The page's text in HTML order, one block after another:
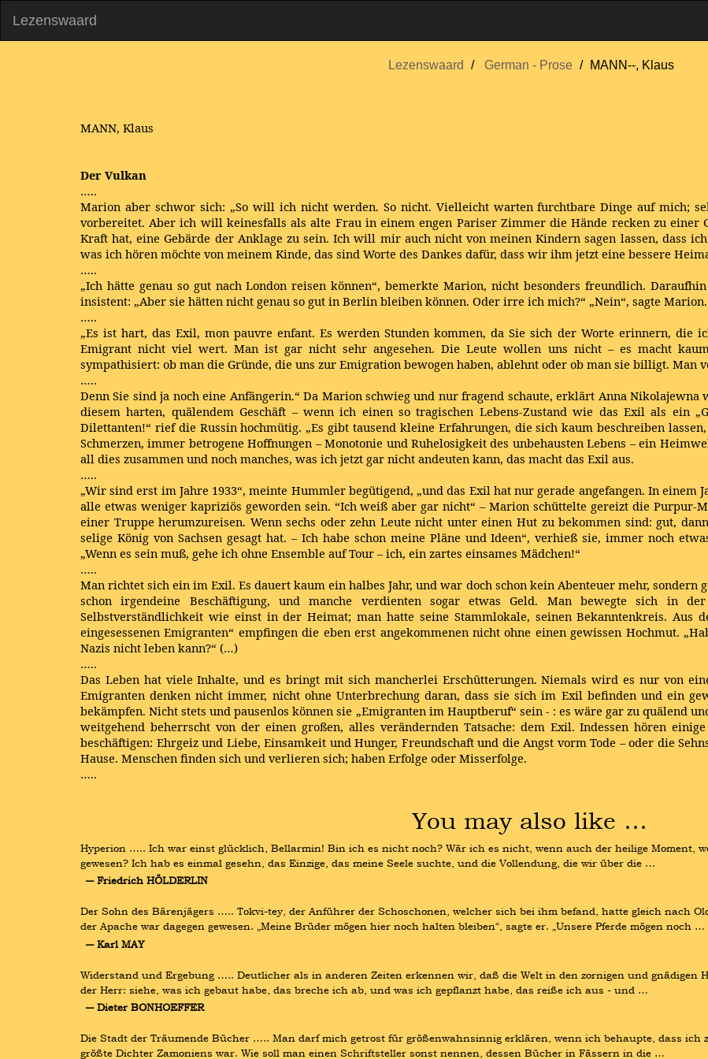
Lezenswaard
Lezenswaard German - Prose MANN--, Klaus
MANN, Klaus
Der Vulkan
…..
Marion aber schwor sich: „So will ich nicht werden. So nicht. Vielleicht warten furchtbare Dinge auf mich;
vorbereitet. Aber ich will keinesfalls als alte Frau in einem engen Pariser Zimmer die Hände recken zu einer
Kraft hat, eine Gebärde der Anklage zu sein. Ich will mir auch nicht von meinen Kindern sagen lassen, dass
was ich hören möchte von meinem Kinde, das sind Worte des Dankes dafür, dass wir ihm jetzt eine bessere
…..
„Ich hätte genau so gut nach London reisen können“, bemerkte Marion, nicht besonders freundlich.
insistent: „Aber sie hätten nicht genau so gut in Berlin bleiben können. Oder irre ich mich?“ „Nein“, sagte
…..
„Es ist hart, das Exil, mon pauvre enfant. Es werden Stunden kommen, da Sie sich der Worte erinnern, die
Emigrant nicht viel wert. Man ist gar nicht sehr angesehen. Die Leute wollen uns nicht – es macht
sympathisiert: ob man die Gründe, die uns zur Emigration bewogen haben, ablehnt oder ob man sie billigt. Man
…..
Denn Sie sind ja noch eine Anfängerin.“ Da Marion schwieg und nur fragend schaute, erklärt Anna Nikolajewna
diesem harten, quälendem Geschäft – wenn ich einen so tragischen Lebens-Zustand wie das Exil als ein
Dilettanten!“ rief die Russin hochmütig. „Es gibt tausend kleine Erfahrungen, die sich kaum beschreiben
Schmerzen, immer betrogene Hoffnungen – Monotonie und Ruhelosigkeit des unbehausten Lebens – ein
all dies zusammen und noch manches, was ich jetzt gar nicht andeuten kann, das macht das Exil aus.
…..
„Wir sind erst im Jahre 1933“, meinte Hummler begütigend, „und das Exil hat nur gerade angefangen. In einem
alle etwas weniger kapriziös geworden sein. “Ich weiß aber gar nicht“ – Marion schüttelte gereizt die Purpur-
einer Truppe herumzureisen. Wenn sechs oder zehn Leute nicht unter einen Hut zu bekommen sind: gut,
selige König von Sachsen gesagt hat. – Ich habe schon meine Pläne und Ideen“, verhieß sie, immer noch
„Wenn es sein muß, gehe ich ohne Ensemble auf Tour – ich, ein zartes einsames Mädchen!“
…..
Man richtet sich ein im Exil. Es dauert kaum ein halbes Jahr, und war doch schon kein Abenteuer mehr, sondern
schon irgendeine Beschäftigung, und manche verdienten sogar etwas Geld. Man bewegte sich in
Selbstverständlichkeit wie einst in der Heimat; man hatte seine Stammlokale, seinen Bekanntenkreis. Aus
eingesessenen Emigranten“ empfingen die eben erst angekommenen nicht ohne einen gewissen Hochmut.
Nazis nicht leben kann?“ (…)
…..
Das Leben hat viele Inhalte, und es bringt mit sich mancherlei Erschütterungen. Niemals wird es nur von
Emigranten denken nicht immer, nicht ohne Unterbrechung daran, dass sie sich im Exil befinden und ein
bekämpfen. Nicht stets und pausenlos können sie „Emigranten im Hauptberuf“ sein - : es wäre gar zu quälend
weitgehend beherrscht von der einen großen, alles verändernden Tatsache: dem Exil. Indessen hören
beschäftigen: Ehrgeiz und Liebe, Einsamkeit und Hunger, Freundschaft und die Angst vorm Tode – oder die
Hause. Menschen finden sich und verlieren sich; haben Erfolge oder Misserfolge.
…..
You may also like …
Hyperion ….. Ich war einst glücklich, Bellarmin! Bin ich es nicht noch? Wär ich es nicht, wenn auch der heilige Moment,
gewesen? Ich hab es einmal gesehn, das Einzige, das meine Seele suchte, und die Vollendung, die wir über die …
― Friedrich HÖLDERLIN
Der Sohn des Bärenjägers ….. Tokvi-tey, der Anführer der Schoschonen, welcher sich bei ihm befand, hatte gleich nach
der Apache war dagegen gewesen. „Meine Brüder mögen hier noch halten bleiben“, sagte er. „Unsere Pferde mögen noch …
― Karl MAY
Widerstand und Ergebung ….. Deutlicher als in anderen Zeiten erkennen wir, daß die Welt in den zornigen und gnädigen
der Herr: siehe, was ich gebaut habe, das breche ich ab, und was ich gepflanzt habe, das reiße ich aus - und …
― Dieter BONHOEFFER
Die Stadt der Träumende Bücher ….. Man darf mich getrost für größenwahnsinnig erklären, wenn ich behaupte, dass ich
größte Dichter Zamoniens war. Wie soll man einen Schriftsteller sonst nennen, dessen Bücher in Fässern in die …